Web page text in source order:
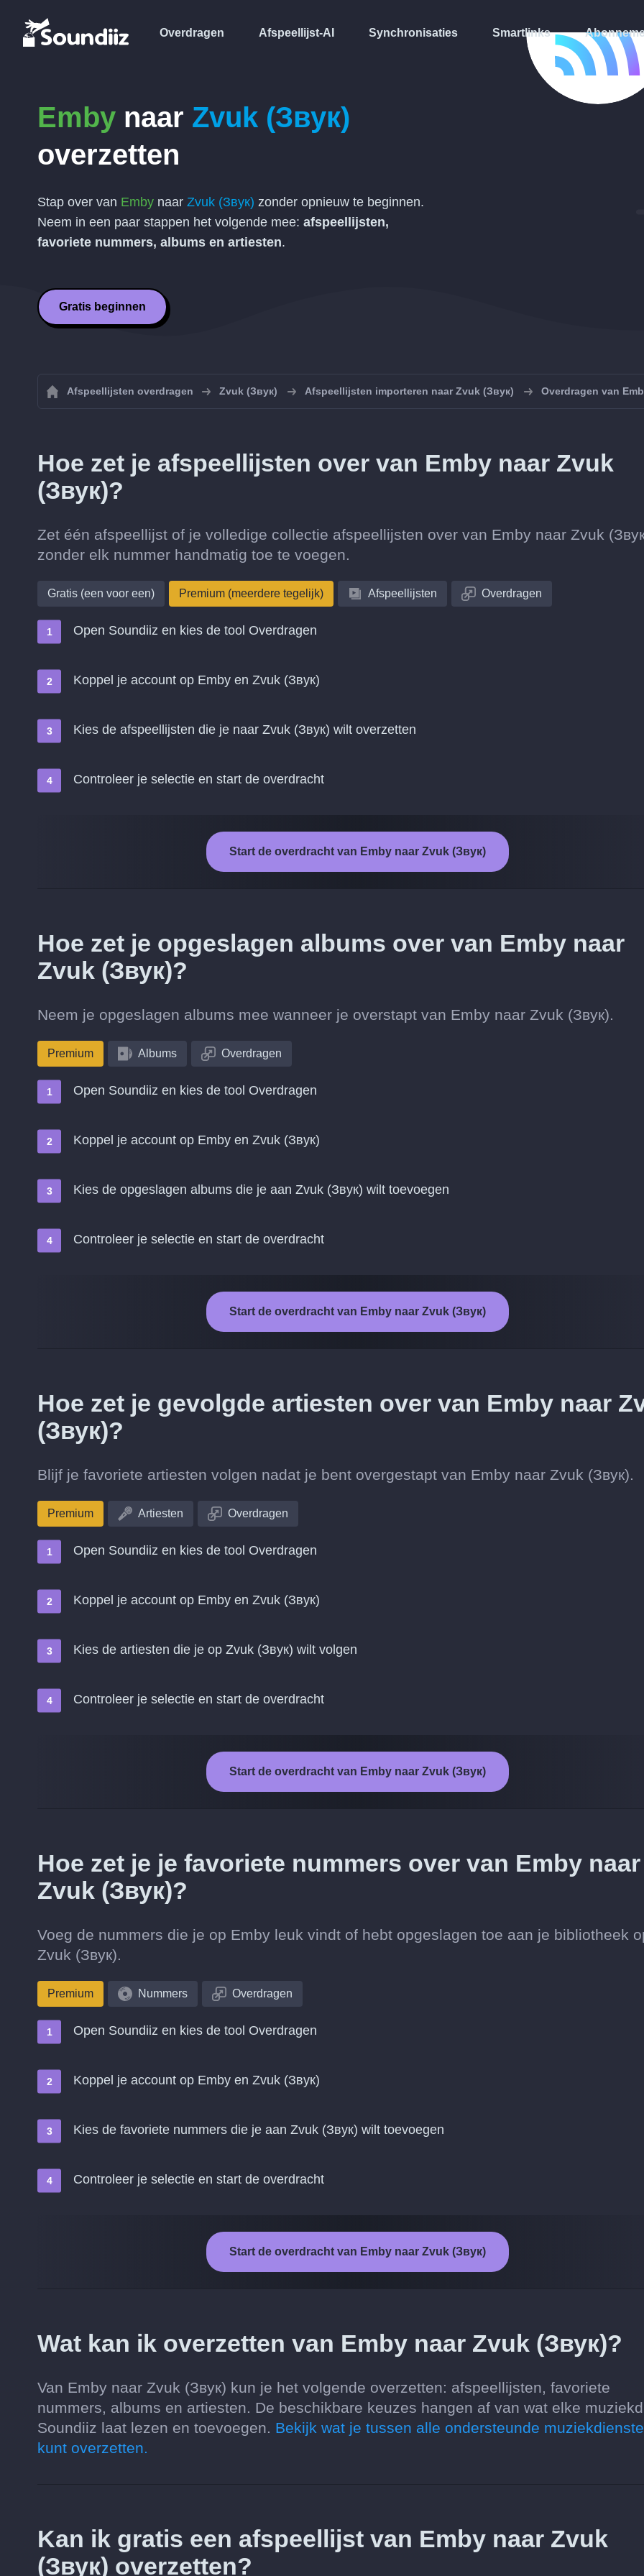
Overdragen Afspeellijst-AI Synchronisaties Smartlinks
Emby naar Zvuk (Звук)
overzetten
Stap over van Emby naar Zvuk (Звук) zonder opnieuw te beginnen.
Neem in een paar stappen het volgende mee: afspeellijsten,
favoriete nummers, albums en artiesten.
Gratis beginnen
Afspeellijsten overdragen Zvuk (Звук) Afspeellijsten importeren naar Zvuk (Звук) Overdragen van
Hoe zet je afspeellijsten over van Emby naar Zvuk
(Звук)?
Zet één afspeellijst of je volledige collectie afspeellijsten over van Emby naar Zvuk
zonder elk nummer handmatig toe te voegen.
Gratis (een voor een) Premium (meerdere tegelijk) Afspeellijsten Overdragen
Open Soundiiz en kies de tool Overdragen
Koppel je account op Emby en Zvuk (Звук)
Kies de afspeellijsten die je naar Zvuk (Звук) wilt overzetten
Controleer je selectie en start de overdracht
Start de overdracht van Emby naar Zvuk (Звук)
Hoe zet je opgeslagen albums over van Emby naar
Zvuk (Звук)?
Neem je opgeslagen albums mee wanneer je overstapt van Emby naar Zvuk (Звук).
Premium Albums Overdragen
Open Soundiiz en kies de tool Overdragen
Koppel je account op Emby en Zvuk (Звук)
Kies de opgeslagen albums die je aan Zvuk (Звук) wilt toevoegen
Controleer je selectie en start de overdracht
Start de overdracht van Emby naar Zvuk (Звук)
Hoe zet je gevolgde artiesten over van Emby naar
(Звук)?
Blijf je favoriete artiesten volgen nadat je bent overgestapt van Emby naar Zvuk (Звук).
Premium Artiesten Overdragen
Open Soundiiz en kies de tool Overdragen
Koppel je account op Emby en Zvuk (Звук)
Kies de artiesten die je op Zvuk (Звук) wilt volgen
Controleer je selectie en start de overdracht
Start de overdracht van Emby naar Zvuk (Звук)
Hoe zet je je favoriete nummers over van Emby naar
Zvuk (Звук)?
Voeg de nummers die je op Emby leuk vindt of hebt opgeslagen toe aan je bibliotheek
Zvuk (Звук).
Premium Nummers Overdragen
Open Soundiiz en kies de tool Overdragen
Koppel je account op Emby en Zvuk (Звук)
Kies de favoriete nummers die je aan Zvuk (Звук) wilt toevoegen
Controleer je selectie en start de overdracht
Start de overdracht van Emby naar Zvuk (Звук)
Wat kan ik overzetten van Emby naar Zvuk (Звук)?
Van Emby naar Zvuk (Звук) kun je het volgende overzetten: afspeellijsten, favoriete
nummers, albums en artiesten. De beschikbare keuzes hangen af van wat elke
Soundiiz laat lezen en toevoegen. Bekijk wat je tussen alle ondersteunde
kunt overzetten.
Kan ik gratis een afspeellijst van Emby naar Zvuk
(Звук) overzetten?